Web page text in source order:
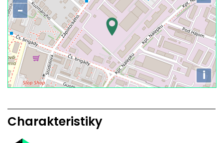
−
i
Charakteristiky